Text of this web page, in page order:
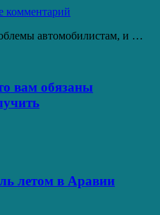
комментарий
автомобилистам, и …
вам обязаны
летом в Аравии